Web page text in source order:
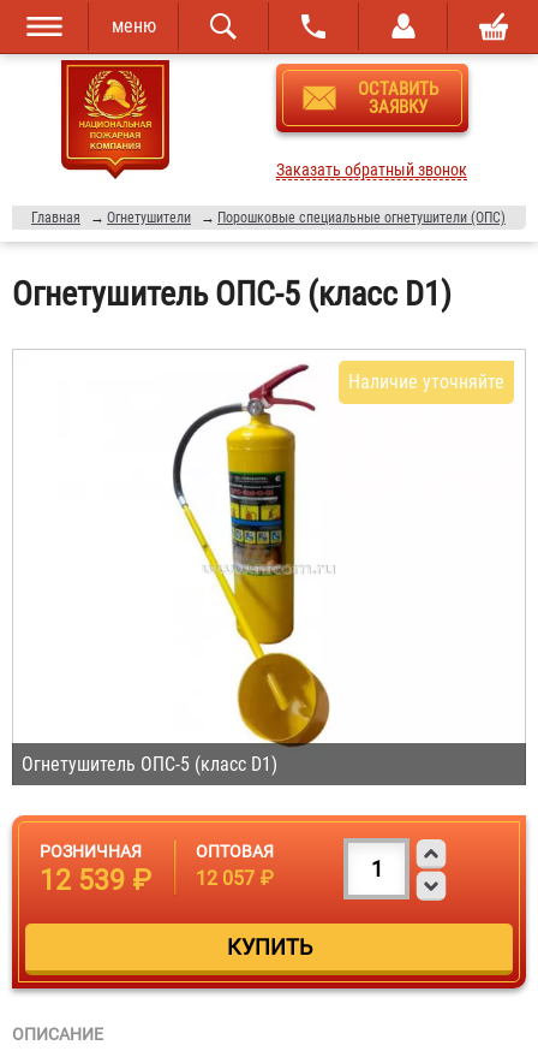
Перейти к
основному
содержанию
Skip to
navigation
меню
ОСТАВИТЬ
ЗАЯВКУ
Заказать обратный звонок
Главная → Огнетушители → Порошковые специальные огнетушители (ОПС)
Огнетушитель ОПС-5 (класс D1)
Огнетушитель ОПС-5 (класс D1)
Наличие уточняйте
РОЗНИЧНАЯ
12 539 ₽
ОПТОВАЯ
12 057 ₽
ОПИСАНИЕ